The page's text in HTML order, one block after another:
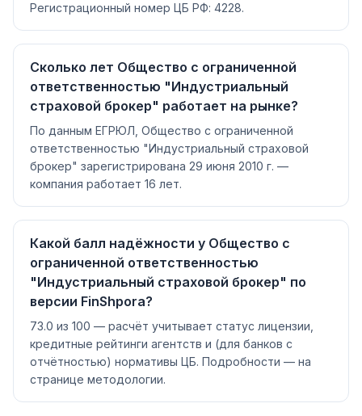
Регистрационный номер ЦБ РФ: 4228.
Сколько лет Общество с ограниченной
ответственностью "Индустриальный
страховой брокер" работает на рынке?
По данным ЕГРЮЛ, Общество с ограниченной
ответственностью "Индустриальный страховой
брокер" зарегистрирована 29 июня 2010 г. —
компания работает 16 лет.
Какой балл надёжности у Общество с
ограниченной ответственностью
"Индустриальный страховой брокер" по
версии FinShpora?
73.0 из 100 — расчёт учитывает статус лицензии,
кредитные рейтинги агентств и (для банков с
отчётностью) нормативы ЦБ. Подробности — на
странице методологии.